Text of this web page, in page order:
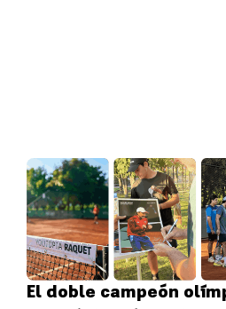
El doble campeón